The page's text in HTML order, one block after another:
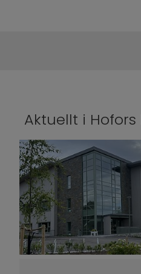
Aktuellt i